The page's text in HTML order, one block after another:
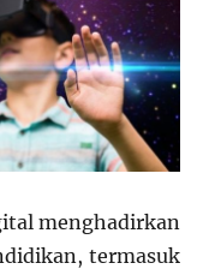
menghadirkan
termasuk